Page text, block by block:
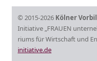
h
© 2015-2026 Kölner
Initiative „FRAUEN
ri­ums für Wirtschaft und
initiative.de